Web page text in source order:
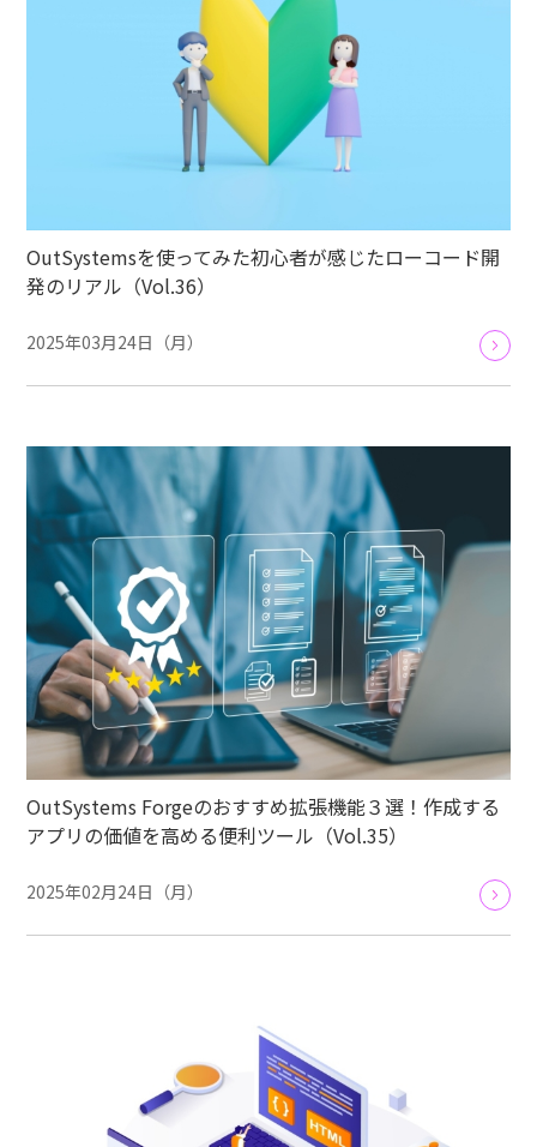
OutSystemsを使ってみた初心者が感じたローコード開
発のリアル（Vol.36）
2025年03月24日（月）
OutSystems Forgeのおすすめ拡張機能３選！作成する
アプリの価値を高める便利ツール（Vol.35）
2025年02月24日（月）